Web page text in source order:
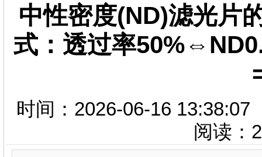
中性密度(ND)滤光片
式：透过率
时间：2026-06-16
阅读：